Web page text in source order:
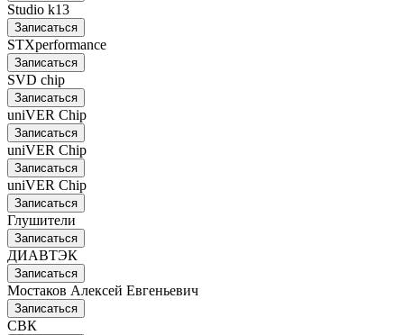
Studio k13
Записаться
STXperformance
Записаться
SVD chip
Записаться
uniVER Chip
Записаться
uniVER Chip
Записаться
uniVER Chip
Записаться
Глушители
Записаться
ДИАВТЭК
Записаться
Мостаков Алексей Евгеньевич
Записаться
СВК